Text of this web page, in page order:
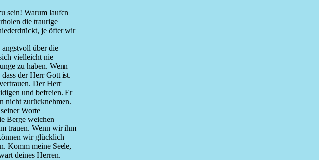
sein! Warum laufen
die traurige
je öfter wir
über die
vielleicht nie
zu haben. Wenn
der Herr Gott ist.
Der Herr
und befreien. Er
nicht zurücknehmen.
Worte
Berge weichen
trauen. Wenn wir ihm
wir glücklich
Komm meine Seele,
deines Herren.